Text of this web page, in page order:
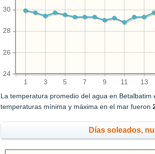
1 3 5 7 9 11 13
24
26
28
30
La temperatura promedio del agua en
temperaturas mínima y máxima en el mar fueron
Días soleados,